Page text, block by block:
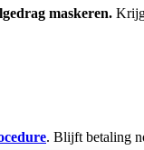
maskeren.
. Blijft betaling